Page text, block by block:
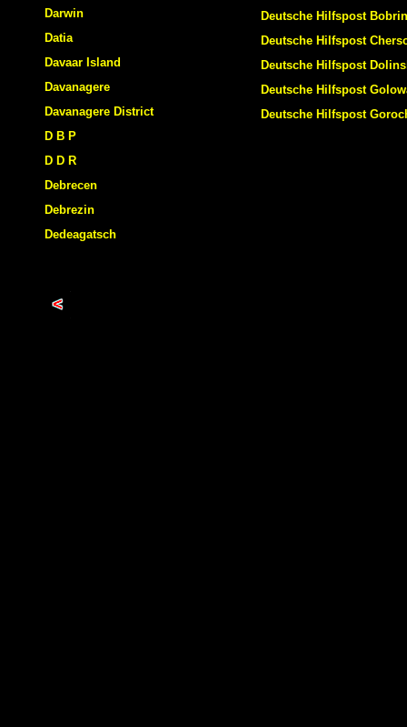
Darwin
Datia
Davaar Island
Davanagere
Davanagere District
D B P
D D R
Debrecen
Debrezin
Dedeagatsch
Deutsche Hilfspost
Deutsche Hilfspost
Deutsche Hilfspost
Deutsche Hilfspost
Deutsche Hilfspost